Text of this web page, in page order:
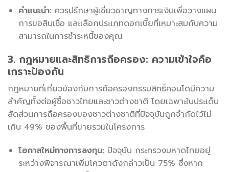
คำแนะนำ:ควรปรึกษาผู้เชี่ยวชาญทางการเงินเพื่อวางแผน
การขอสินเชื่อ และเลือกประเภทดอกเบี้ยที่เหมาะสมกับความ
สามารถในการชำระหนี้ของคุณ
3. กฎหมายและสิทธิการถือครอง: ความเข้าใจคือ
เกราะป้องกัน
กฎหมายที่เกี่ยวข้องกับการถือครองกรรมสิทธิ์คอนโดมีความ
สำคัญทั้งต่อผู้ซื้อชาวไทยและชาวต่างชาติ โดยเฉพาะในประเด็น
สัดส่วนการถือครองของชาวต่างชาติที่ปัจจุบันถูกจำกัดไว้ไม่
เกิน 49% ของพื้นที่ขายรวมในโครงการ
โอกาสใหม่ทางการลงทุน:ปัจจุบัน กระทรวงมหาดไทยอยู่
ระหว่างพิจารณาเพิ่มโควตาดังกล่าวเป็น 75% ซึ่งหาก